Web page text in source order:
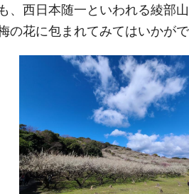
、西日本随一といわれる綾部
の花に包まれてみてはいかがで